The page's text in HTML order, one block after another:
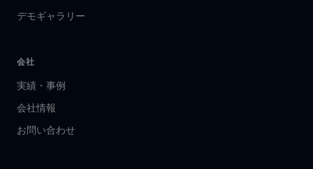
デモギャラリー
会社
実績・事例
会社情報
お問い合わせ